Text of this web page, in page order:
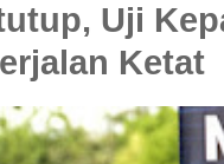
Uji
Ketat